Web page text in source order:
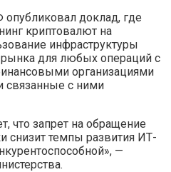
доклад, где
криптовалют на
инфраструктуры
для любых операций с
организациями
связанные с ними
что запрет на обращение
снизит темпы развития ИТ-
—